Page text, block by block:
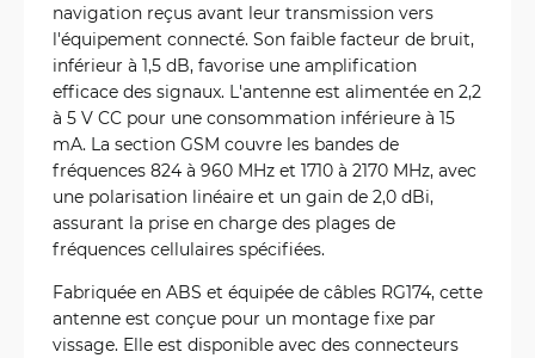
navigation reçus avant leur transmission vers
l'équipement connecté. Son faible facteur de bruit,
inférieur à 1,5 dB, favorise une amplification
efficace des signaux. L'antenne est alimentée en 2,2
à 5 V CC pour une consommation inférieure à 15
mA. La section GSM couvre les bandes de
fréquences 824 à 960 MHz et 1710 à 2170 MHz, avec
une polarisation linéaire et un gain de 2,0 dBi,
assurant la prise en charge des plages de
fréquences cellulaires spécifiées.
Fabriquée en ABS et équipée de câbles RG174, cette
antenne est conçue pour un montage fixe par
vissage. Elle est disponible avec des connecteurs